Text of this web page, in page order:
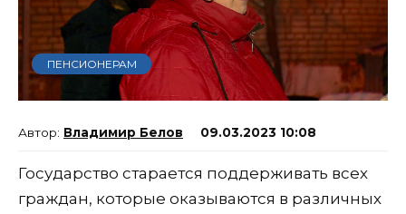
ПЕНСИОНЕРАМ
Владимир Белов 09.03.2023 10:08
Государство старается поддерживать всех
граждан, которые оказываются в различных